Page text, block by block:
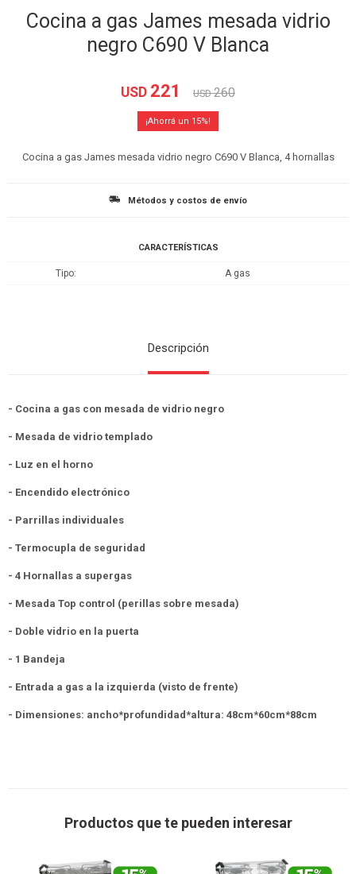
Cocina a gas James mesada vidrio
negro C690 V Blanca
USD 221 USD 260
15
Cocina a gas James mesada vidrio negro C690 V Blanca, 4 hornallas
Métodos y costos de envío
CARACTERÍSTICAS
Tipo A gas
Descripción
- Cocina a gas con mesada de vidrio negro
- Mesada de vidrio templado
- Luz en el horno
- Encendido electrónico
- Parrillas individuales
- Termocupla de seguridad
- 4 Hornallas a supergas
- Mesada Top control (perillas sobre mesada)
- Doble vidrio en la puerta
- 1 Bandeja
- Entrada a gas a la izquierda (visto de frente)
- Dimensiones: ancho*profundidad*altura: 48cm*60cm*88cm
Productos que te pueden interesar